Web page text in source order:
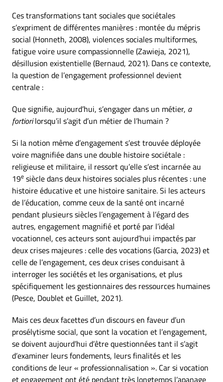
Ces transformations tant sociales que sociétales
s’expriment de différentes manières : montée du mépris
social (Honneth, 2008), violences sociales multiformes,
fatigue voire usure compassionnelle (Zawieja, 2021),
désillusion existentielle (Bernaud, 2021). Dans ce contexte,
la question de l’engagement professionnel devient
centrale :
Que signifie, aujourd’hui, s’engager dans un métier, a
fortiorilorsqu’il s’agit d’un métier de l’humain ?
Si la notion même d’engagement s’est trouvée déployée
voire magnifiée dans une double histoire sociétale :
religieuse et militaire, il ressort qu’elle s’est incarnée au
19e siècle dans deux histoires sociales plus récentes : une
histoire éducative et une histoire sanitaire. Si les acteurs
de l’éducation, comme ceux de la santé ont incarné
pendant plusieurs siècles l’engagement à l’égard des
autres, engagement magnifié et porté par l’idéal
vocationnel, ces acteurs sont aujourd’hui impactés par
deux crises majeures : celle des vocations (Garcia, 2023) et
celle de l’engagement, ces deux crises conduisant à
interroger les sociétés et les organisations, et plus
spécifiquement les gestionnaires des ressources humaines
(Pesce, Doublet et Guillet, 2021).
Mais ces deux facettes d’un discours en faveur d’un
prosélytisme social, que sont la vocation et l’engagement,
se doivent aujourd’hui d’être questionnées tant il s’agit
d’examiner leurs fondements, leurs finalités et les
conditions de leur « professionnalisation ». Car si vocation
et engagement ont été pendant très longtemps l’apanage